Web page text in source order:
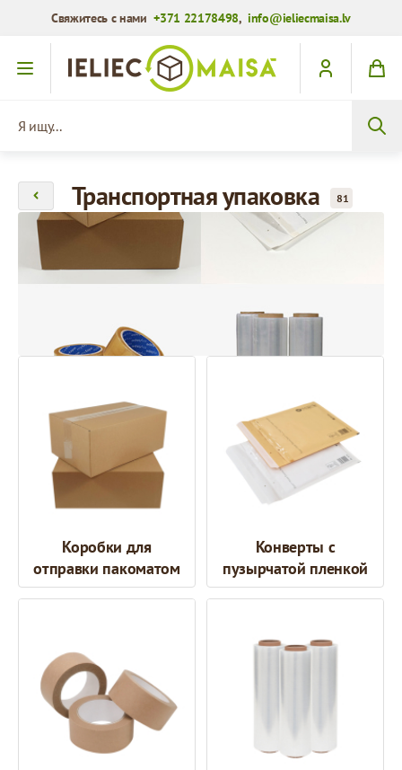
Свяжитесь с нами+371 22178498,info@ieliecmaisa.lv
Перейти к содержимому
Транспортная упаковка 81
Коробки для
отправки пакоматом
Конверты с
пузырчатой пленкой